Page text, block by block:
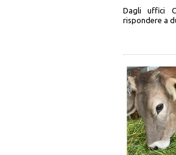
Dagli uffici
rispondere a